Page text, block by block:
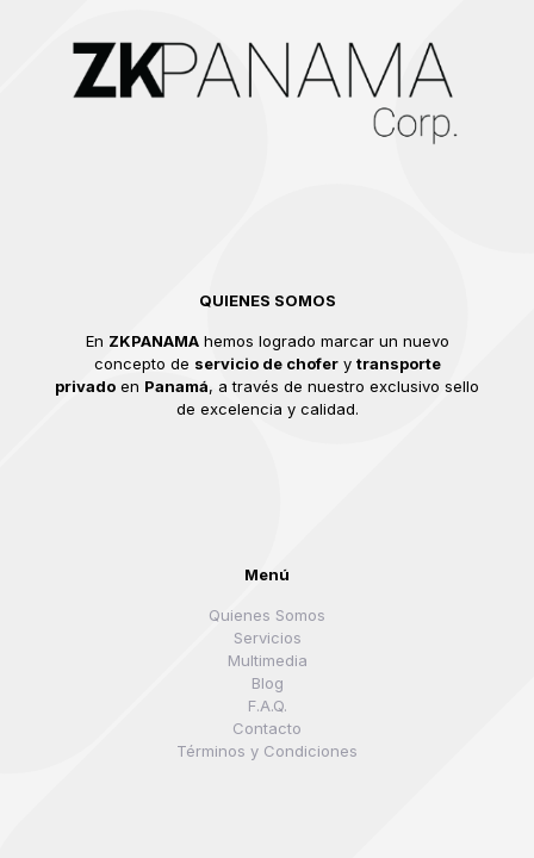
QUIENES SOMOS
En ZKPANAMAhemos logrado marcar un nuevo
concepto de servicio de chofery transporte
privado en Panamá, a través de nuestro exclusivo sello
de excelencia y calidad.
Menú
Quienes Somos
Servicios
Multimedia
Blog
F.A.Q.
Contacto
Términos y Condiciones